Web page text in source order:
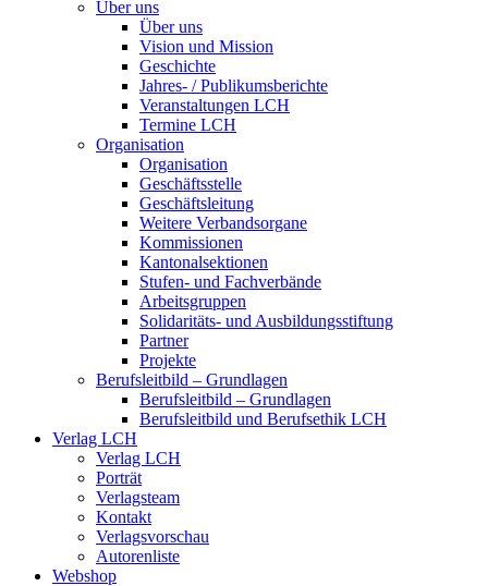
Über uns
Über uns
Vision und Mission
Geschichte
Jahres- / Publikumsberichte
Veranstaltungen LCH
Termine LCH
Organisation
Organisation
Geschäftsstelle
Geschäftsleitung
Weitere Verbandsorgane
Kommissionen
Kantonalsektionen
Stufen- und Fachverbände
Arbeitsgruppen
Solidaritäts- und Ausbildungsstiftung
Partner
Projekte
Berufsleitbild – Grundlagen
Berufsleitbild – Grundlagen
Berufsleitbild und Berufsethik LCH
Verlag LCH
Verlag LCH
Porträt
Verlagsteam
Kontakt
Verlagsvorschau
Autorenliste
Webshop